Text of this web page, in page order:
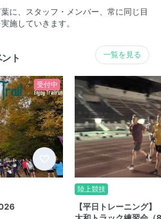
に、スタッフ・メンバー、常に同じ目
施していきます。
ト 一覧を見る
受付中
陸上競技
【平日トレーニング